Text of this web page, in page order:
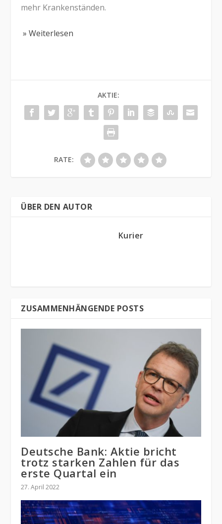
mehr Krankenständen.
» Weiterlesen
AKTIE:
RATE:
ÜBER DEN AUTOR
Kurier
ZUSAMMENHÄNGENDE POSTS
Deutsche Bank: Aktie bricht
trotz starken Zahlen für das
erste Quartal ein
27. April 2022